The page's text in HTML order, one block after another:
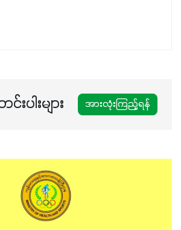
ပါးများ အားလုံးကြည့်ရန်